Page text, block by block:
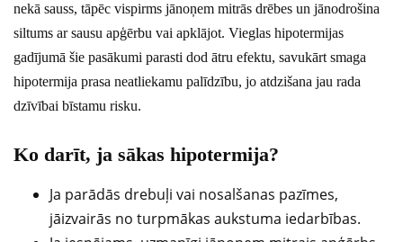
nekā sauss, tāpēc vispirms jānoņem mitrās drēbes un jānodrošina
siltums ar sausu apģērbu vai apklājot. Vieglas hipotermijas
gadījumā šie pasākumi parasti dod ātru efektu, savukārt smaga
hipotermija prasa neatliekamu palīdzību, jo atdzišana jau rada
dzīvībai bīstamu risku.
Ko darīt, ja sākas hipotermija?
Ja parādās drebuļi vai nosalšanas pazīmes,
jāizvairās no turpmākas aukstuma iedarbības.